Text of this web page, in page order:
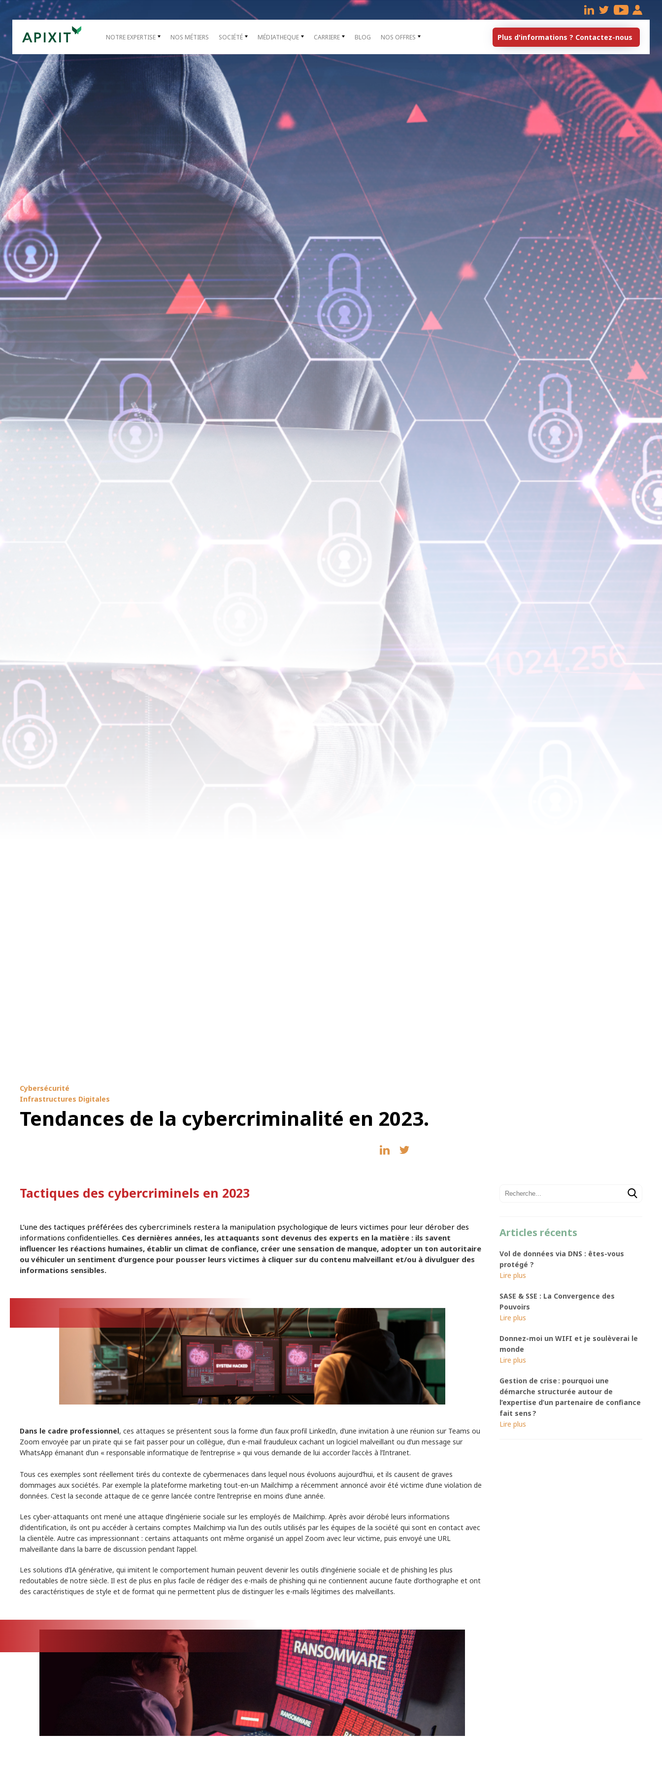
NOTRE EXPERTISE NOS MÉTIERS SOCIÉTÉ MÉDIATHEQUE CARRIERE BLOG NOS OFFRES
Cybersécurité
Infrastructures Digitales
Tendances de la cybercriminalité en 2023.
Tactiques des cybercriminels en 2023
L’une des tactiques préférées des cybercriminels restera la manipulation psychologique de leurs victimes pour leur dérober des
informations confidentielles. Ces dernières années, les attaquants sont devenus des experts en la matière : ils savent
influencer les réactions humaines, établir un climat de confiance, créer une sensation de manque, adopter un ton autoritaire
ou véhiculer un sentiment d’urgence pour pousser leurs victimes à cliquer sur du contenu malveillant et/ou à divulguer des
informations sensibles.
Dans le cadre professionnel, ces attaques se présentent sous la forme d’un faux profil LinkedIn, d’une invitation à une réunion sur Teams ou
Zoom envoyée par un pirate qui se fait passer pour un collègue, d’un e-mail frauduleux cachant un logiciel malveillant ou d’un message sur
WhatsApp émanant d’un « responsable informatique de l’entreprise » qui vous demande de lui accorder l’accès à l’Intranet.
Tous ces exemples sont réellement tirés du contexte de cybermenaces dans lequel nous évoluons aujourd’hui, et ils causent de graves
dommages aux sociétés. Par exemple la plateforme marketing tout-en-un Mailchimp a récemment annoncé avoir été victime d’une violation de
données. C’est la seconde attaque de ce genre lancée contre l’entreprise en moins d’une année.
Les cyber-attaquants ont mené une attaque d’ingénierie sociale sur les employés de Mailchimp. Après avoir dérobé leurs informations
d’identification, ils ont pu accéder à certains comptes Mailchimp via l’un des outils utilisés par les équipes de la société qui sont en contact avec
la clientèle. Autre cas impressionnant : certains attaquants ont même organisé un appel Zoom avec leur victime, puis envoyé une URL
malveillante dans la barre de discussion pendant l’appel.
Les solutions d’IA générative, qui imitent le comportement humain peuvent devenir les outils d’ingénierie sociale et de phishing les plus
redoutables de notre siècle. Il est de plus en plus facile de rédiger des e-mails de phishing qui ne contiennent aucune faute d’orthographe et ont
des caractéristiques de style et de format qui ne permettent plus de distinguer les e-mails légitimes des malveillants.
Articles récents
Vol de données via DNS : êtes-vous
protégé ?
SASE & SSE : La Convergence des
Pouvoirs
Donnez-moi un WIFI et je soulèverai le
monde
Gestion de crise : pourquoi une
démarche structurée autour de
l’expertise d’un partenaire de confiance
fait sens ?